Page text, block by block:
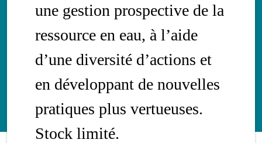
une gestion prospective de la
ressource en eau, à l’aide
d’une diversité d’actions et
en développant de nouvelles
pratiques plus vertueuses.
Stock limité.